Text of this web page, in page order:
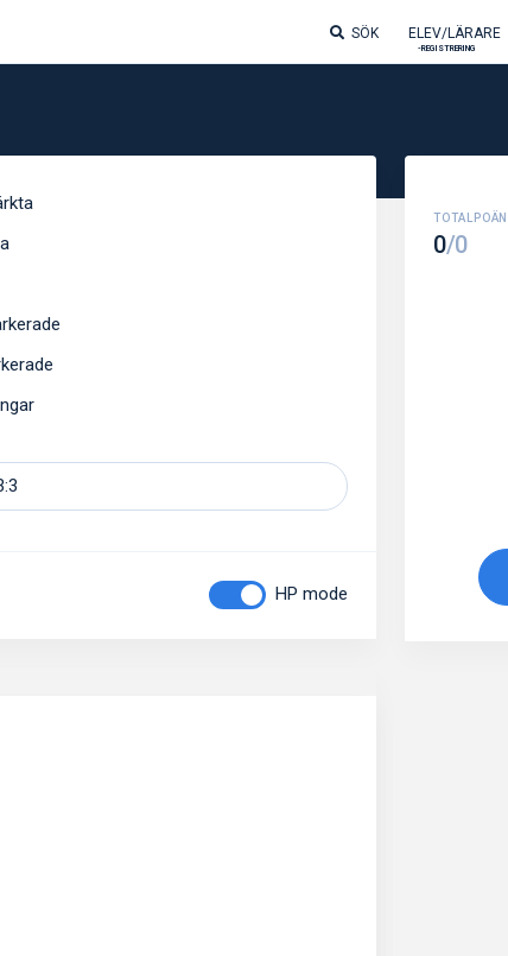
SÖK ELEV/LÄRARE
-REGISTRERING
Visa endast bokmärkta
Visa endast ogjorda
Dölj dina svar/lösningar
HP mode
0/0